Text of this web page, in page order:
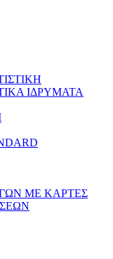
ΙΔΡΥΜΑΤΑ
ΜΕ ΚΑΡΤΕΣ